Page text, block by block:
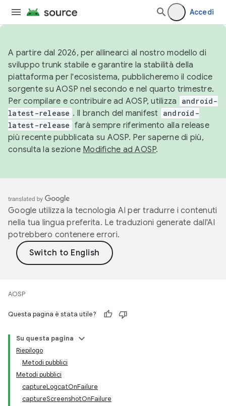
Accedi
A partire dal 2026, per allinearci al nostro modello di
sviluppo trunk stabile e garantire la stabilità della
piattaforma per l'ecosistema, pubblicheremo il codice
sorgente su AOSP nel secondo e nel quarto trimestre.
Per compilare e contribuire ad AOSP, utilizza
android-
latest-release . Il branch del manifest android-
latest-release farà sempre riferimento alla release
più recente pubblicata su AOSP. Per saperne di più,
consulta la sezione Modifiche ad AOSP.
Google utilizza la tecnologia AI per tradurre i contenuti
nella tua lingua preferita. Le traduzioni generate dall'AI
potrebbero contenere errori.
AOSP
Questa pagina è stata utile?
Su questa pagina
Riepilogo
Metodi pubblici
Metodi pubblici
captureLogcatOnFailure
captureScreenshotOnFailure